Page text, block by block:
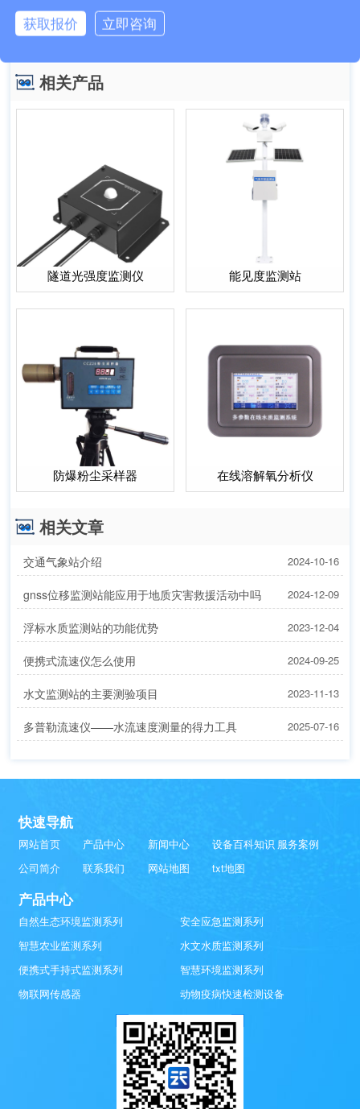
上一篇：GNSS位移监测站TW-WY1天蔚测控
相关产品
隧道光强度监测仪 能见度监测站
防爆粉尘采样器 在线溶解氧分析仪
相关文章
交通气象站介绍 2024-10-16
gnss位移监测站能应用于地质灾害救援活动中吗 2024-12-09
浮标水质监测站的功能优势 2023-12-04
便携式流速仪怎么使用 2024-09-25
水文监测站的主要测验项目 2023-11-13
多普勒流速仪——水流速度测量的得力工具 2025-07-16
快速导航
网站首页 产品中心 新闻中心 设备百科知识 服务案例
公司简介
联系我们 网站地图 txt地图
产品中心
自然生态环境监测系列
安全应急监测系列
智慧农业监测系列
水文水质监测系列
便携式手持式监测系列
智慧环境监测系列
物联网传感器
动物疫病快速检测设备
获取报价 立即咨询